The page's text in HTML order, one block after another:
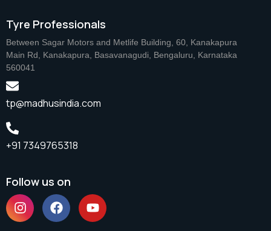
Tyre Professionals
Between Sagar Motors and Metlife Building, 60, Kanakapura
Main Rd, Kanakapura, Basavanagudi, Bengaluru, Karnataka
560041
tp@madhusindia.com
+91 7349765318
Follow us on